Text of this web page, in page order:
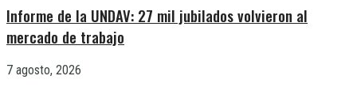
Informe de la UNDAV: 27 mil jubilados volvieron al
mercado de trabajo
7 agosto, 2026